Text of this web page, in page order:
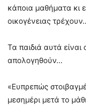
κάποια μαθήματα κι
οικογένειας
Τα παιδιά αυτά είναι
απολογηθούν…
«Ευπρεπώς
μεσημέρι μετά το